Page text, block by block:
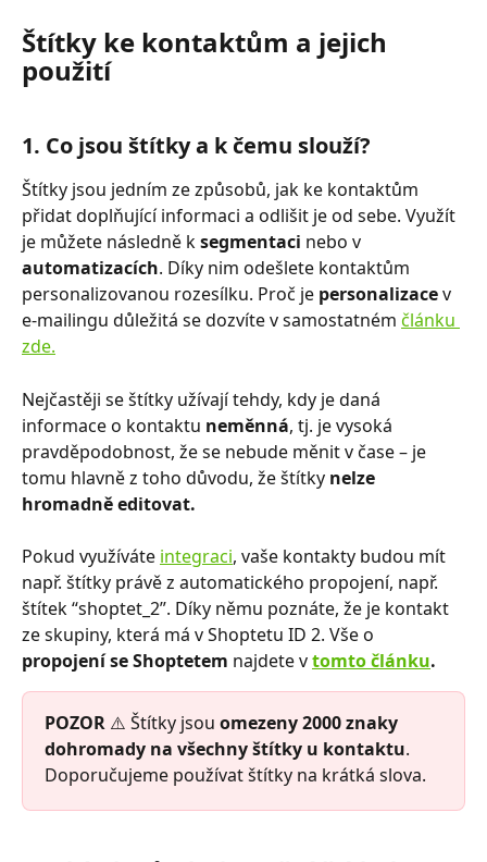
Štítky ke kontaktům a jejich
použití
1. Co jsou štítky a k čemu slouží?
Štítky jsou jedním ze způsobů, jak ke kontaktům
přidat doplňující informaci a odlišit je od sebe. Využít
je můžete následně k segmentaci nebo v
automatizacích. Díky nim odešlete kontaktům
personalizovanou rozesílku. Proč je personalizace v
e-mailingu důležitá se dozvíte v samostatném článku
zde.
Nejčastěji se štítky užívají tehdy, kdy je daná
informace o kontaktu neměnná, tj. je vysoká
pravděpodobnost, že se nebude měnit v čase –⁠⁠⁠⁠⁠⁠ je
tomu hlavně z toho důvodu, že štítky nelze
hromadně editovat.
Pokud využíváte integraci, vaše kontakty budou mít
např. štítky právě z automatického propojení, např.
štítek “shoptet_2”. Díky němu poznáte, že je kontakt
ze skupiny, která má v Shoptetu ID 2. Vše o
propojení se Shoptetem najdete v tomto článku.
POZOR ⚠️ Štítky jsou omezeny 2000 znaky
dohromady na všechny štítky u kontaktu.
Doporučujeme používat štítky na krátká slova.